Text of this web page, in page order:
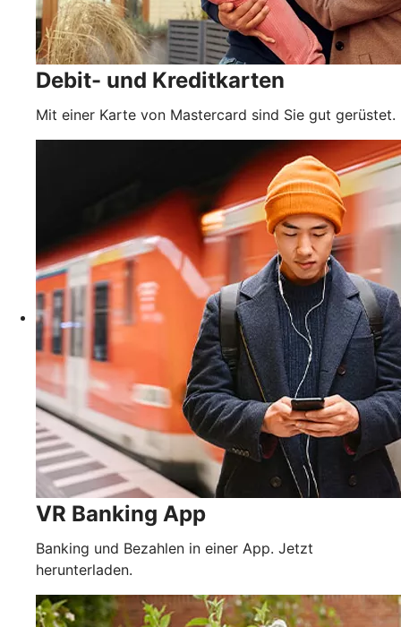
Debit- und Kreditkarten
Mit einer Karte von Mastercard sind Sie gut gerüstet.
VR Banking App
Banking und Bezahlen in einer App. Jetzt
herunterladen.